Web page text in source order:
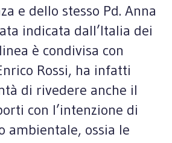
e dello stesso Pd. Anna
indicata dall’Italia dei
è condivisa con
Rossi, ha infatti
di rivedere anche il
con l’intenzione di
ambientale, ossia le